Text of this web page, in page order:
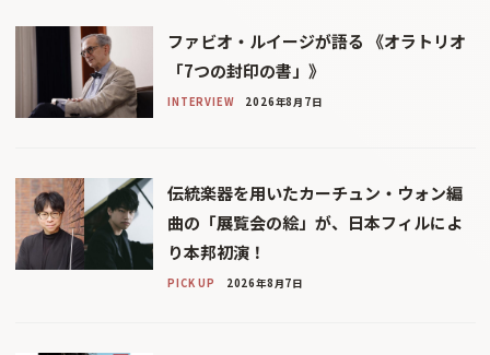
ファビオ・ルイージが語る 《オラトリオ
「7つの封印の書」》
INTERVIEW 2026年8月7日
伝統楽器を用いたカーチュン・ウォン編
曲の「展覧会の絵」が、日本フィルによ
り本邦初演！
PICK UP 2026年8月7日